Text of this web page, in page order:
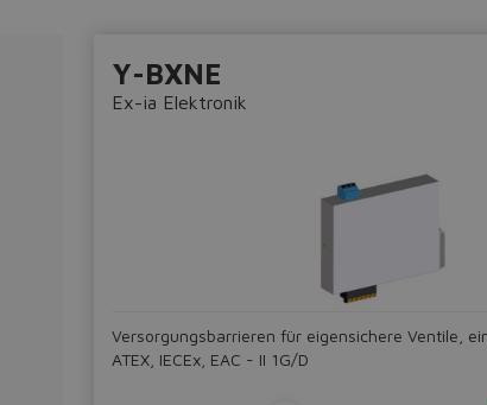
Y-BXNE
Ex-ia Elektronik
Versorgungsbarrieren für eigensichere Ventile,
ATEX, IECEx, EAC - II 1G/D